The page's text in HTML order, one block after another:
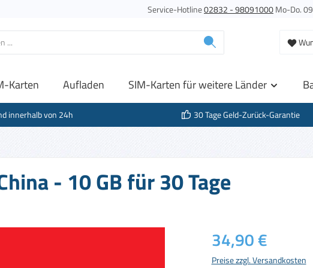
Service-Hotline02832 - 98091000Mo-Do.
Karten Aufladen SIM-Karten für weitere Länder
innerhalb von 24h 30 Tage Geld-Zurück-Garantie
- 10 GB für 30 Tage
Regulärer Preis:
34,90 €
Preise zzgl. Versandkosten